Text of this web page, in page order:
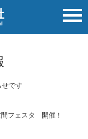
ェスタ 開催！
です
フェスタ 開催！